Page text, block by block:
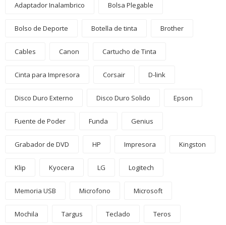
Adaptador Inalambrico Bolsa Plegable
Bolso de Deporte Botella de tinta Brother
Cables Canon Cartucho de Tinta
Cinta para Impresora Corsair D-link
Disco Duro Externo Disco Duro Solido Epson
Fuente de Poder Funda Genius
Grabador de DVD HP Impresora Kingston
Klip Kyocera LG Logitech
Memoria USB Microfono Microsoft
Mochila Targus Teclado Teros